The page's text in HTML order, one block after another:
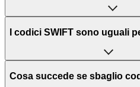
L'acronimo SWIFT sta per
per l’elaborazione dei
I codici SWIFT sono uguali
Dipende dalle banche. In
Cosa succede se sbaglio